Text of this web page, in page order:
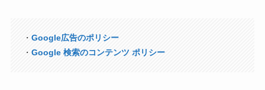
・ Google広告のポリシー
・ Google 検索のコンテンツ ポリシー